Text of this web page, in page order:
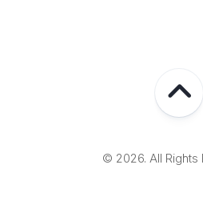
© 2026. All Rights